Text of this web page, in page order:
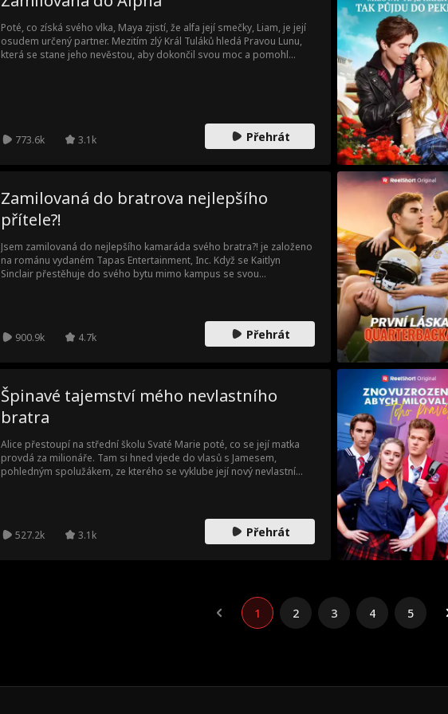
Poté, co získá svého vlka, Maya zjistí, že alfa její smečky, Liam, je její
osudem určený partner. Mezitím zlý Král Tuláků hledá Pravou Lunu,
která se stane jeho nevěstou, aby dokončil svou moc a pomohl
773.6k 3.1k Přehrát
Zamilovaná do bratrova nejlepšího
přítele?!
Jsem zamilovaná do nejlepšího kamaráda svého bratra?! je založeno
na románu vydaném Tapas Entertainment, Inc. Když se Kaitlyn
Sinclair přestěhuje do svého bytu mimo kampus se svou
univerzitě v magisterském studiu. Když se její dětská láska znovu
rozhoří, musí Kaitlyn a Cole zvládnout svůj nově vzniklý dospělý
900.9k 4.7k Přehrát
Špinavé tajemství mého nevlastního
bratra
Alice přestoupí na střední školu Svaté Marie poté, co se její matka
provdá za milionáře. Tam si hned vjede do vlasů s Jamesem,
pohledným spolužákem, ze kterého se vyklube její nový nevlastní
527.2k 3.1k Přehrát
1 2 3 4 5